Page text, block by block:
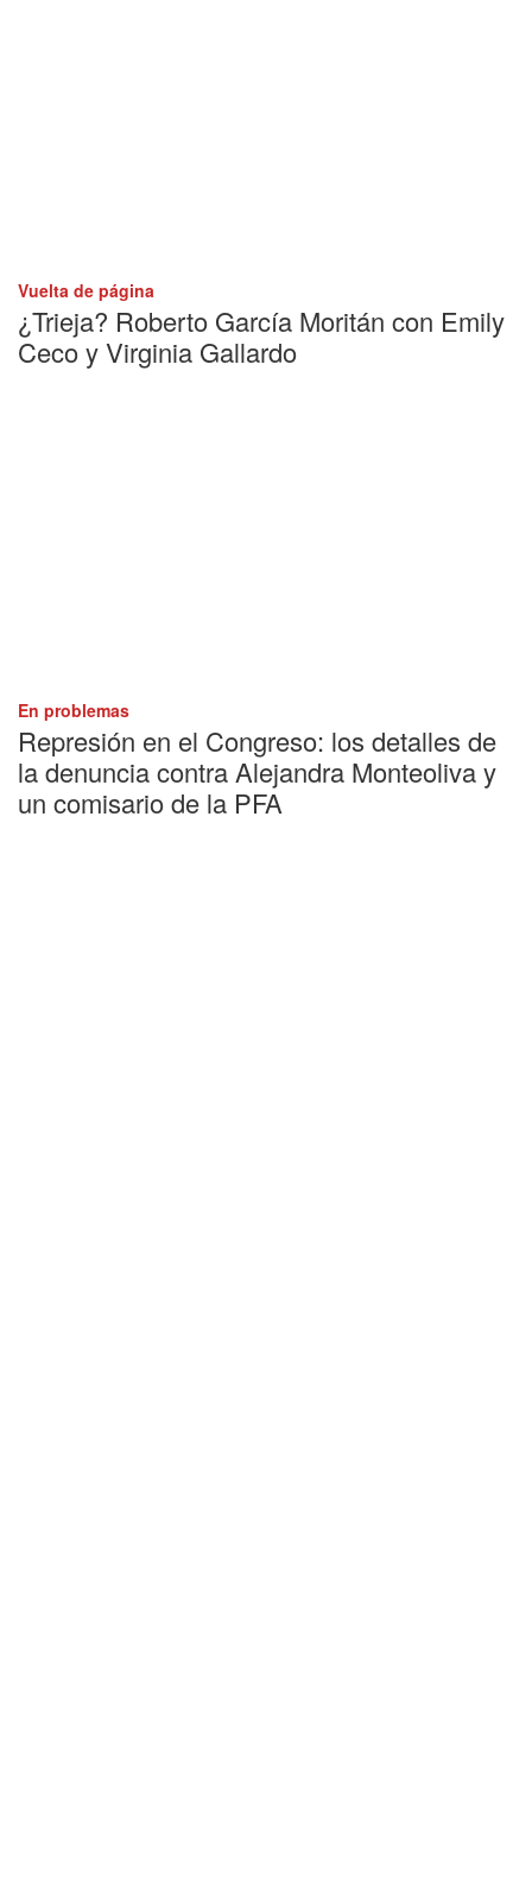
Vuelta de página
¿Trieja? Roberto García Moritán con Emily
Ceco y Virginia Gallardo
En problemas
Represión en el Congreso: los detalles de
la denuncia contra Alejandra Monteoliva y
un comisario de la PFA